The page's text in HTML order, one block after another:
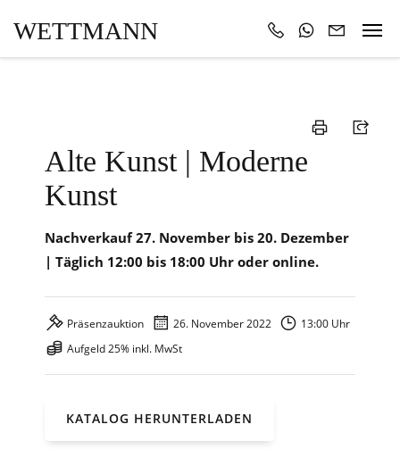
WETTMANN
Alte Kunst | Moderne
Kunst
Nachverkauf 27. November bis 20. Dezember
| Täglich 12:00 bis 18:00 Uhr oder online.
Präsenzauktion 26. November 2022
13:00 Uhr
Aufgeld 25% inkl. MwSt
KATALOG HERUNTERLADEN